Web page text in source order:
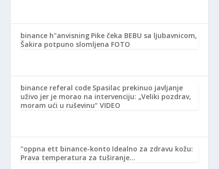
binance h"anvisning Pike čeka BEBU sa ljubavnicom,
Šakira potpuno slomljena FOTO
binance referal code Spasilac prekinuo javljanje
uživo jer je morao na intervenciju: „Veliki pozdrav,
moram ući u ruševinu“ VIDEO
"oppna ett binance-konto Idealno za zdravu kožu:
Prava temperatura za tuširanje…